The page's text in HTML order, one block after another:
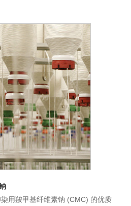
用羧甲基纤维素钠 (CMC) 的优质